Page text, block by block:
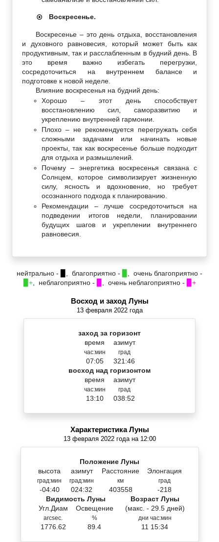
☉ Воскресенье.
Воскресенье – это день отдыха, восстановления
и духовного равновесия, который может быть как
продуктивным, так и расслабленным в будний день. В
это время важно избегать перегрузки,
сосредоточиться на внутреннем балансе и
подготовке к новой неделе.
Влияние воскресенья на будний день:
Хорошо – этот день способствует
восстановлению сил, саморазвитию и
укреплению внутренней гармонии.
Плохо – не рекомендуется перегружать себя
сложными задачами или начинать новые
проекты, так как воскресенье больше подходит
для отдыха и размышлений.
Почему – энергетика воскресенья связана с
Солнцем, которое символизирует жизненную
силу, ясность и вдохновение, но требует
осознанного подхода к планированию.
Рекомендации – лучше сосредоточиться на
подведении итогов недели, планировании
будущих шагов и укреплении внутреннего
равновесия.
нейтрально - , благоприятно -
, очень благоприятно -
▉+, неблагоприятно - , очень неблагоприятно - ▉+
Восход и заход Луны
13 февраля 2022 года
заход за горизонт
время
час:мин
07:05
азимут
град
321:46
восход над горизонтом
время
час:мин
13:10
азимут
град
038:52
Характеристика Луны
13 февраля 2022 года на 12:00
Положение Луны
высота
град:мин
-04:40
азимут
град:мин
024:32
Расстояние
км
403558
Элонгация
град
-218
Видимость Луны
Угл.Диам
arcsec.
1776.62
Освещение
%
89.4
Возраст Луны
(макс. - 29.5 дней)
дни час:мин
11 15:34